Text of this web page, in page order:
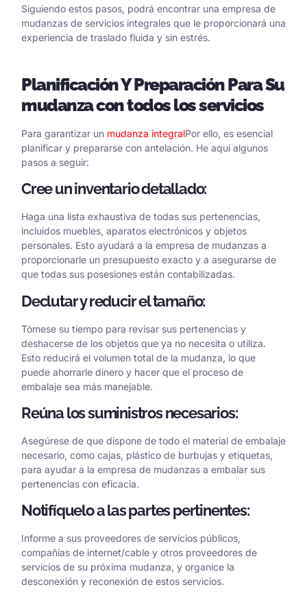
Siguiendo estos pasos, podrá encontrar una empresa de
mudanzas de servicios integrales que le proporcionará una
experiencia de traslado fluida y sin estrés.
PlanificaciónY PreparaciónParaSu
mudanza con todos los servicios
Para garantizar un mudanza integralPor ello, es esencial
planificar y prepararse con antelación. He aquí algunos
pasos a seguir:
Cree un inventario detallado:
Haga una lista exhaustiva de todas sus pertenencias,
incluidos muebles, aparatos electrónicos y objetos
personales. Esto ayudará a la empresa de mudanzas a
proporcionarle un presupuesto exacto y a asegurarse de
que todas sus posesiones están contabilizadas.
Declutar y reducir el tamaño:
Tómese su tiempo para revisar sus pertenencias y
deshacerse de los objetos que ya no necesita o utiliza.
Esto reducirá el volumen total de la mudanza, lo que
puede ahorrarle dinero y hacer que el proceso de
embalaje sea más manejable.
Reúna los suministros necesarios:
Asegúrese de que dispone de todo el material de embalaje
necesario, como cajas, plástico de burbujas y etiquetas,
para ayudar a la empresa de mudanzas a embalar sus
pertenencias con eficacia.
Notifíquelo a las partes pertinentes:
Informe a sus proveedores de servicios públicos,
compañías de internet/cable y otros proveedores de
servicios de su próxima mudanza, y organice la
desconexión y reconexión de estos servicios.